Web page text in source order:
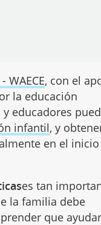
WAECE, con el
la educación
educadores
infantil, y
en el
es tan
la familia debe
que